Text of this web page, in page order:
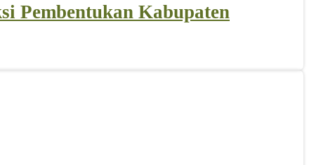
Pembentukan Kabupaten